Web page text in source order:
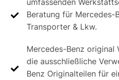
Beratung für Mercedes-
Transporter & Lkw.
Mercedes-Benz
die ausschließliche
Benz Originalteilen für